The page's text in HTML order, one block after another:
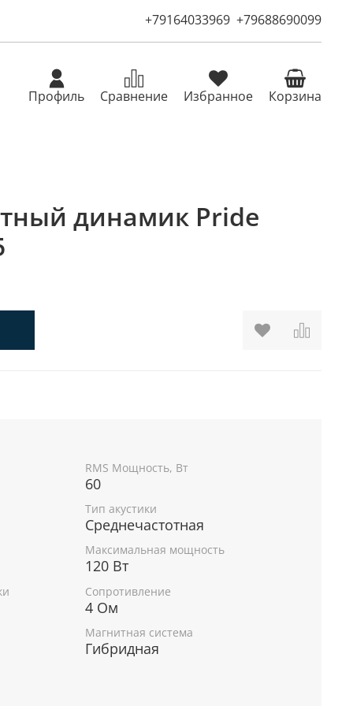
+79164033969 +79688690099
Профиль Сравнение Избранное Корзина
динамик Pride
RMS Мощность, Вт
60
Тип акустики
Среднечастотная
Максимальная мощность
120 Вт
Сопротивление
4 Ом
Магнитная система
Гибридная